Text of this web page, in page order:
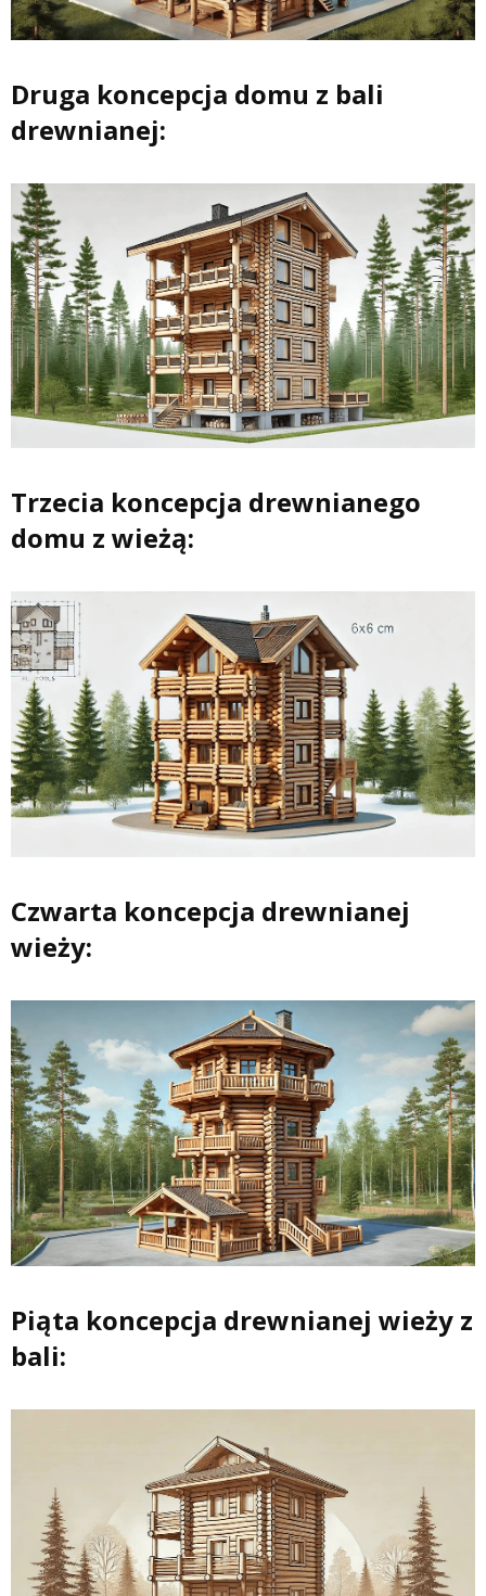
Druga koncepcja domu z bali
drewnianej:
Trzecia koncepcja drewnianego
domu z wieżą:
Czwarta koncepcja drewnianej
wieży:
Piąta koncepcja drewnianej wieży z
bali: